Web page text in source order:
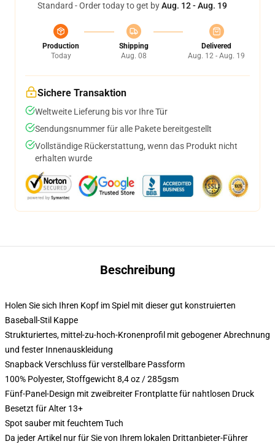
Standard - Order today to get byAug. 12 - Aug. 19
Production
Today
Shipping
Aug. 08
Delivered
Aug. 12 - Aug. 19
Sichere Transaktion
Weltweite Lieferung bis vor Ihre Tür
Sendungsnummer für alle Pakete bereitgestellt
Vollständige Rückerstattung, wenn das Produkt nicht
erhalten wurde
Beschreibung
Holen Sie sich Ihren Kopf im Spiel mit dieser gut konstruierten
Baseball-Stil Kappe
Strukturiertes, mittel-zu-hoch-Kronenprofil mit gebogener Abrechnung
und fester Innenauskleidung
Snapback Verschluss für verstellbare Passform
100% Polyester, Stoffgewicht 8,4 oz / 285gsm
Fünf-Panel-Design mit zweibreiter Frontplatte für nahtlosen Druck
Besetzt für Alter 13+
Spot sauber mit feuchtem Tuch
Da jeder Artikel nur für Sie von Ihrem lokalen Drittanbieter-Führer